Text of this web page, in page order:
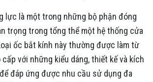
lực là một trong những bộ phận đóng
trọng trong tổng thể một hệ thống cửa
ốc bắt kính này thường được làm từ
với những kiểu dáng, thiết kế và kích
đáp ứng được nhu cầu sử dụng đa